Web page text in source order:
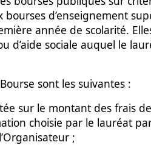
d’enseignement
année de scolarité.
d’aide sociale auquel le
sont les suivantes :
sur le montant des frais
choisie par le lauréat
;